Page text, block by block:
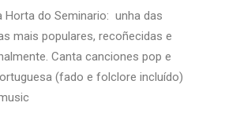
Horta do Seminario: unha das
mais populares, recoñecidas e
Canta canciones pop e
(fado e folclore incluído)